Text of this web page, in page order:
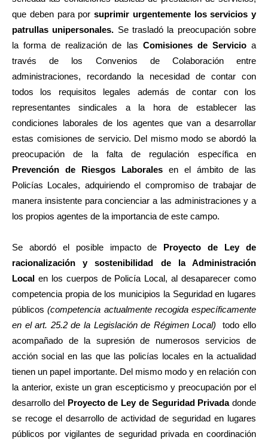
que deben para por suprimir urgentemente los servicios y
patrullas unipersonales. Se trasladó la preocupación sobre
la forma de realización de las Comisiones de Servicioa
través de los Convenios de Colaboración entre
administraciones, recordando la necesidad de contar con
todos los requisitos legales además de contar con los
representantes sindicales a la hora de establecer las
condiciones laborales de los agentes que van a desarrollar
estas comisiones de servicio. Del mismo modo se abordó la
preocupación de la falta de regulación específica en
Prevención de Riesgos Laborales en el ámbito de las
Policías Locales, adquiriendo el compromiso de trabajar de
manera insistente para concienciar a las administraciones y a
los propios agentes de la importancia de este campo.
Se abordó el posible impacto de Proyecto de Ley de
racionalización y sostenibilidad de la Administración
Local en los cuerpos de Policía Local, al desaparecer como
competencia propia de los municipios la Seguridad en lugares
públicos(competencia actualmente recogida específicamente
en el art. 25.2 de la Legislación de Régimen Local)todo ello
acompañado de la supresión de numerosos servicios de
acción social en las que las policías locales en la actualidad
tienen un papel importante. Del mismo modo y en relación con
la anterior, existe un gran escepticismo y preocupación por el
desarrollo del Proyecto de Ley de Seguridad Privadadonde
se recoge el desarrollo de actividad de seguridad en lugares
públicos por vigilantes de seguridad privada en coordinación